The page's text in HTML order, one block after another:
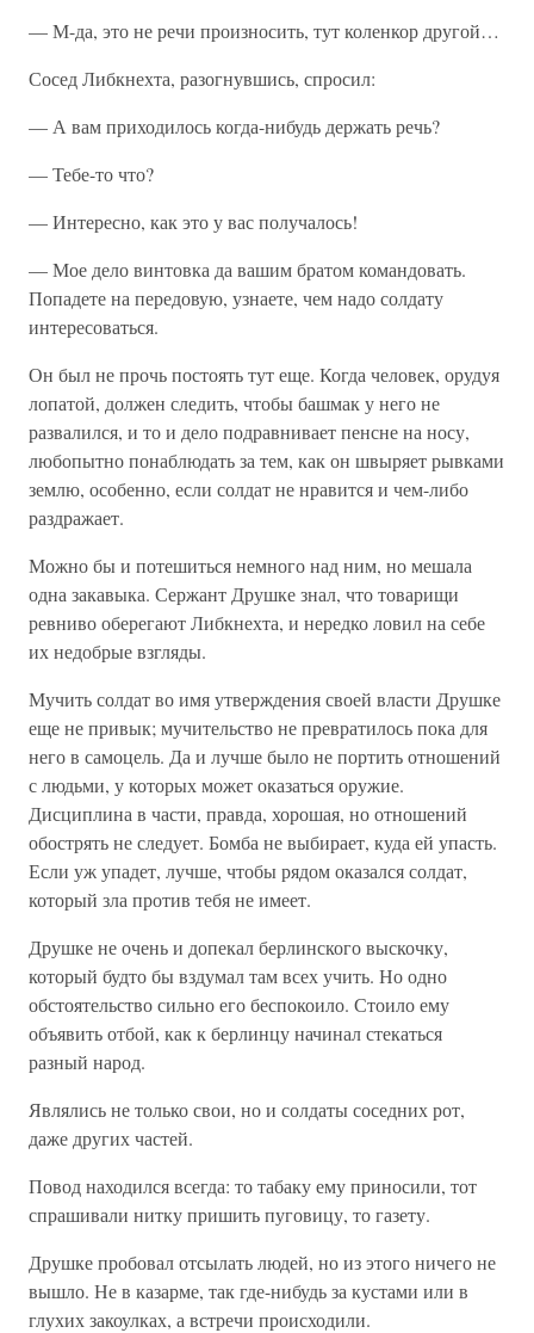
— М-да, это не речи произносить, тут коленкор другой…
Сосед Либкнехта, разогнувшись, спросил:
— А вам приходилось когда-нибудь держать речь?
— Тебе-то что?
— Интересно, как это у вас получалось!
— Мое дело винтовка да вашим братом командовать.
Попадете на передовую, узнаете, чем надо солдату
интересоваться.
Он был не прочь постоять тут еще. Когда человек, орудуя
лопатой, должен следить, чтобы башмак у него не
развалился, и то и дело подравнивает пенсне на носу,
любопытно понаблюдать за тем, как он швыряет рывками
землю, особенно, если солдат не нравится и чем-либо
раздражает.
Можно бы и потешиться немного над ним, но мешала
одна закавыка. Сержант Друшке знал, что товарищи
ревниво оберегают Либкнехта, и нередко ловил на себе
их недобрые взгляды.
Мучить солдат во имя утверждения своей власти Друшке
еще не привык; мучительство не превратилось пока для
него в самоцель. Да и лучше было не портить отношений
с людьми, у которых может оказаться оружие.
Дисциплина в части, правда, хорошая, но отношений
обострять не следует. Бомба не выбирает, куда ей упасть.
Если уж упадет, лучше, чтобы рядом оказался солдат,
который зла против тебя не имеет.
Друшке не очень и допекал берлинского выскочку,
который будто бы вздумал там всех учить. Но одно
обстоятельство сильно его беспокоило. Стоило ему
объявить отбой, как к берлинцу начинал стекаться
разный народ.
Являлись не только свои, но и солдаты соседних рот,
даже других частей.
Повод находился всегда: то табаку ему приносили, тот
спрашивали нитку пришить пуговицу, то газету.
Друшке пробовал отсылать людей, но из этого ничего не
вышло. Не в казарме, так где-нибудь за кустами или в
глухих закоулках, а встречи происходили.